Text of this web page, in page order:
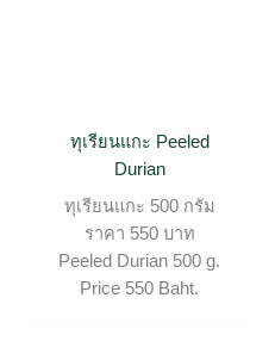
ทุเรียนแกะ Peeled
Durian
ทุเรียนแกะ 500 กรัม
ราคา 550 บาท
Peeled Durian 500 g.
Price 550 Baht.